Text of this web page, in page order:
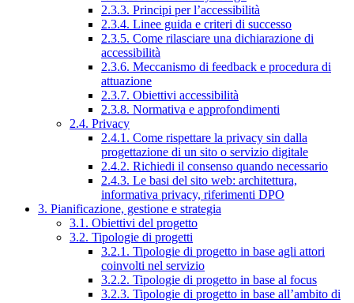
2.3.3. Principi per l’accessibilità
2.3.4. Linee guida e criteri di successo
2.3.5. Come rilasciare una dichiarazione di
accessibilità
2.3.6. Meccanismo di feedback e procedura di
attuazione
2.3.7. Obiettivi accessibilità
2.3.8. Normativa e approfondimenti
2.4. Privacy
2.4.1. Come rispettare la privacy sin dalla
progettazione di un sito o servizio digitale
2.4.2. Richiedi il consenso quando necessario
2.4.3. Le basi del sito web: architettura,
informativa privacy, riferimenti DPO
3. Pianificazione, gestione e strategia
3.1. Obiettivi del progetto
3.2. Tipologie di progetti
3.2.1. Tipologie di progetto in base agli attori
coinvolti nel servizio
3.2.2. Tipologie di progetto in base al focus
3.2.3. Tipologie di progetto in base all’ambito di